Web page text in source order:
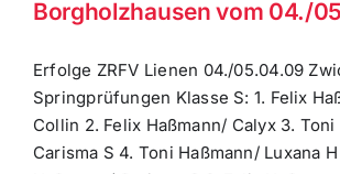
Borgholzhausen vom 04./
Erfolge ZRFV Lienen 04./05.04.09
Springprüfungen Klasse S: 1. Felix
Collin 2. Felix Haßmann/ Calyx 3. Toni
Carisma S 4. Toni Haßmann/ Luxana